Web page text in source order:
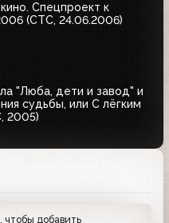
Спецпроект к
(СТС, 24.06.2006)
"Люба, дети и завод" и
судьбы, или С лёгким
2005)
, чтобы добавить